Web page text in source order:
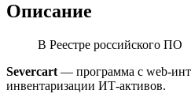
Описание
В Реестре российского ПО
Severcart — программа с web-
инвентаризации ИТ-активов.